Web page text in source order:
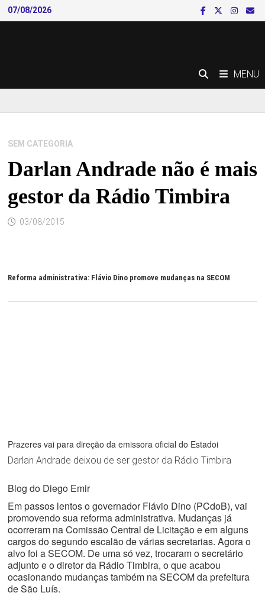
Skip
to
07/08/2026
MENU
SEM CATEGORIA
Darlan Andrade não é mais
gestor da Rádio Timbira
03/08/2015
Reforma administrativa: Flávio Dino promove mudanças na SECOM
Prazeres vai para direção da emissora oficial do Estadoi
Darlan Andrade deixou de ser gestor da Rádio Timbira
Blog do Diego Emir
Em passos lentos o governador Flávio Dino (PCdoB), vai
promovendo sua reforma administrativa. Mudanças já
ocorreram na Comissão Central de Licitação e em alguns
cargos do segundo escalão de várias secretarias. Agora o
alvo foi a SECOM. De uma só vez, trocaram o secretário
adjunto e o diretor da Rádio Timbira, o que acabou
ocasionando mudanças também na SECOM da prefeitura
de São Luís.